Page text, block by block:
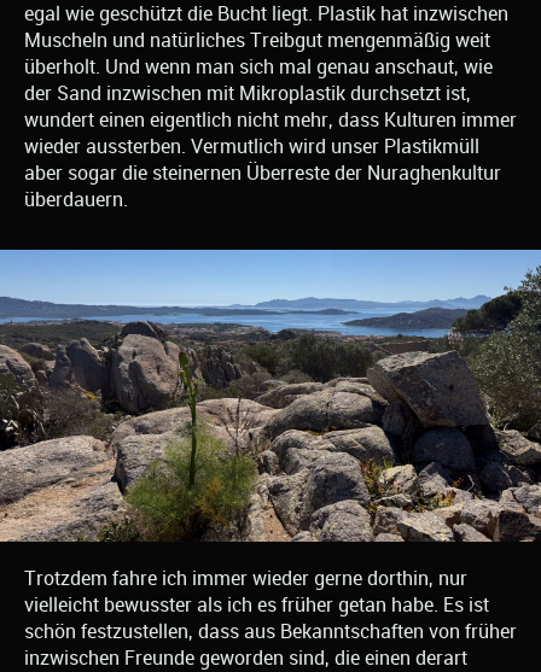
egal wie geschützt die Bucht liegt. Plastik hat inzwischen
Muscheln und natürliches Treibgut mengenmäßig weit
überholt. Und wenn man sich mal genau anschaut, wie
der Sand inzwischen mit Mikroplastik durchsetzt ist,
wundert einen eigentlich nicht mehr, dass Kulturen immer
wieder aussterben. Vermutlich wird unser Plastikmüll
aber sogar die steinernen Überreste der Nuraghenkultur
überdauern.
Trotzdem fahre ich immer wieder gerne dorthin, nur
vielleicht bewusster als ich es früher getan habe. Es ist
schön festzustellen, dass aus Bekanntschaften von früher
inzwischen Freunde geworden sind, die einen derart